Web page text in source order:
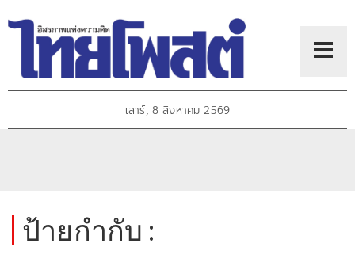
เสาร์, 8 สิงหาคม 2569
ป้ายกำกับ :